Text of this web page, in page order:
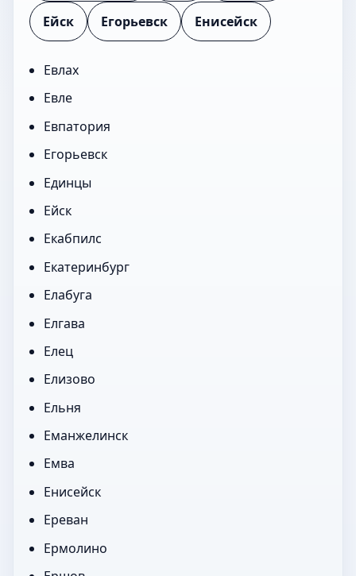
Ейск Егорьевск Енисейск
Евлах
Евле
Евпатория
Егорьевск
Единцы
Ейск
Екабпилс
Екатеринбург
Елабуга
Елгава
Елец
Елизово
Ельня
Еманжелинск
Емва
Енисейск
Ереван
Ермолино